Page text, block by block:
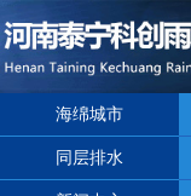
海绵城市
同层排水